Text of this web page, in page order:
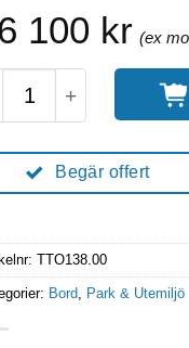
100 kr
Picknickset mängd
Begär offert
TTO138.00
Bord, Park & Utemiljö